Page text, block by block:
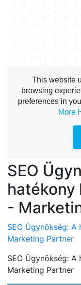
SEO
hatékony
-
SEO Ügynökség:
Marketing Partner
SEO Ügynökség:
Marketing Partner